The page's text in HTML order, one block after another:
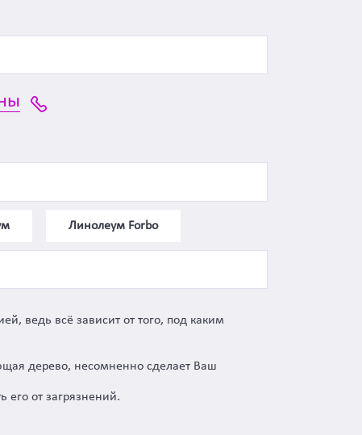
Линолеум Forbo
ведь всё зависит от того, под каким
дерево, несомненно сделает Ваш
его от загрязнений.